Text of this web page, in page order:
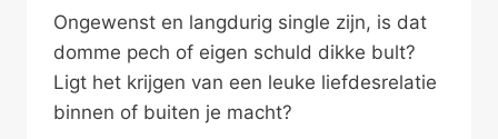
Ongewenst en langdurig single zijn, is dat
domme pech of eigen schuld dikke bult?
Ligt het krijgen van een leuke liefdesrelatie
binnen of buiten je macht?